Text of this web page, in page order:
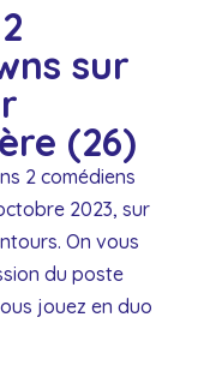
sur
(26)
2 comédiens
2023, sur
On vous
du poste
jouez en duo